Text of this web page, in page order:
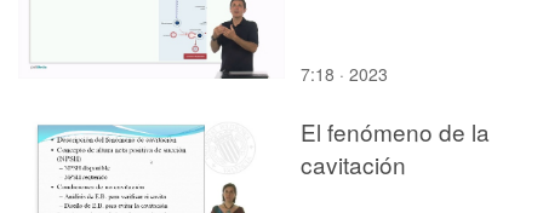
7:18 · 2023
El fenómeno de la
cavitación